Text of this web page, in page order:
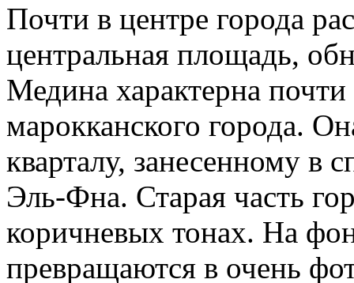
Почти в центре города
центральная площадь,
Медина характерна
марокканского города.
кварталу, занесенному
Эль-Фна. Старая часть
коричневых тонах. На
превращаются в очень